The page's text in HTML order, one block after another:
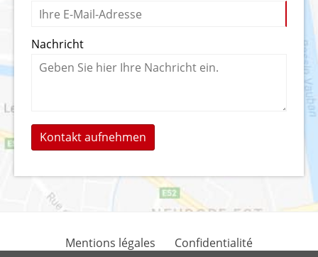
Nachricht
Kontakt aufnehmen
Mentions légales Confidentialité